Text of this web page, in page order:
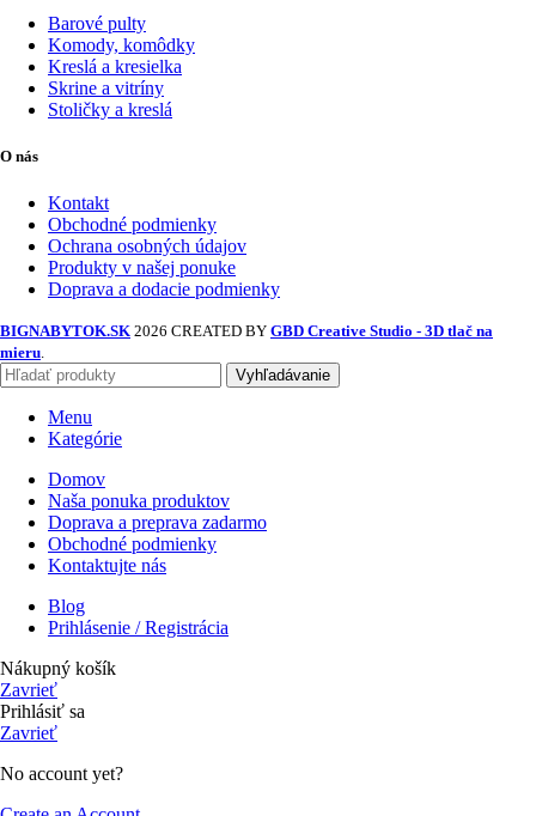
Barové pulty
Komody, komôdky
Kreslá a kresielka
Skrine a vitríny
Stoličky a kreslá
O nás
Kontakt
Obchodné podmienky
Ochrana osobných údajov
Produkty v našej ponuke
Doprava a dodacie podmienky
BIGNABYTOK.SK 2026 CREATED BY GBD Creative Studio - 3D tlač na
mieru
Vyhľadávanie
Menu
Kategórie
Domov
Naša ponuka produktov
Doprava a preprava zadarmo
Obchodné podmienky
Kontaktujte nás
Blog
Prihlásenie / Registrácia
Nákupný košík
Zavrieť
Prihlásiť sa
Zavrieť
No account yet?